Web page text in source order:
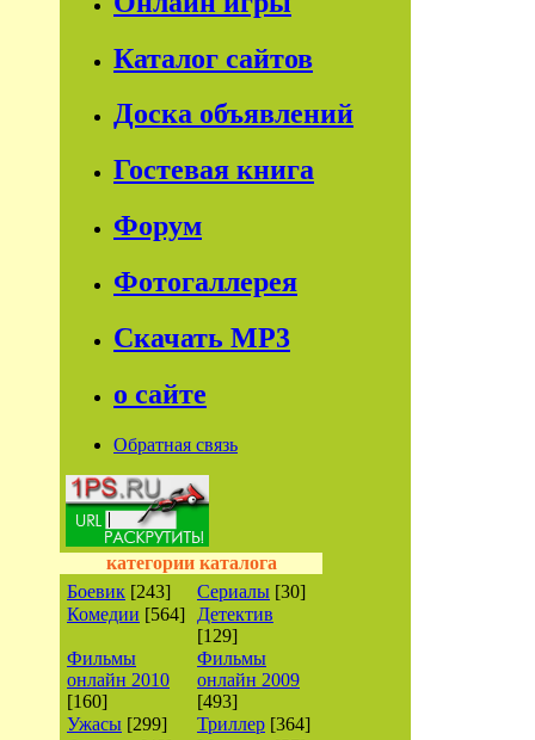
Каталог сайтов
Доска объявлений
Гостевая книга
Форум
Фотогаллерея
Скачать МР3
о сайте
Обратная связь
категории каталога
Боевик [243] Сериалы [30]
Комедии [564]
Детектив
[129]
Фильмы
онлайн 2010
[160]
Фильмы
онлайн 2009
[493]
Ужасы [299] Триллер [364]